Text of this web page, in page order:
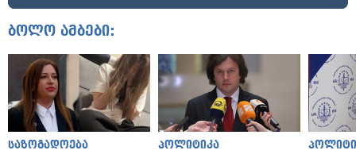
ბოლო ამბები:
საზოგადოება პოლიტიკა